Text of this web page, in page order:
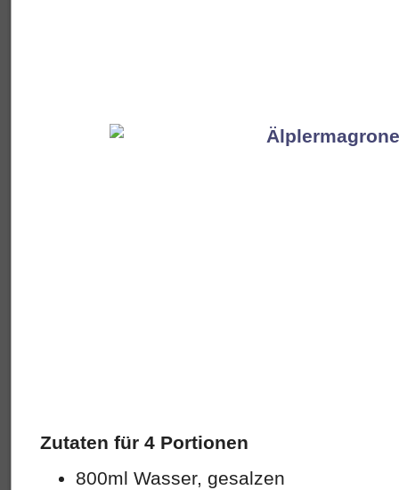
Zutaten für 4 Portionen
800ml Wasser, gesalzen